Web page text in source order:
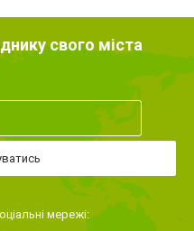
свого міста
мережі: